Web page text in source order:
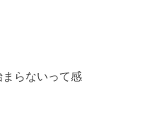
らないって感